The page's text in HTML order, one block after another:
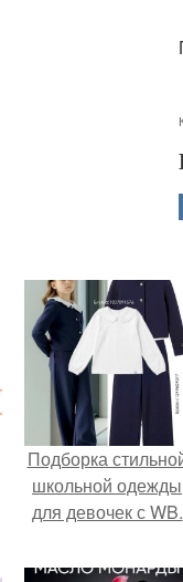
Подборка
школьной одежды
для девочек с WB.